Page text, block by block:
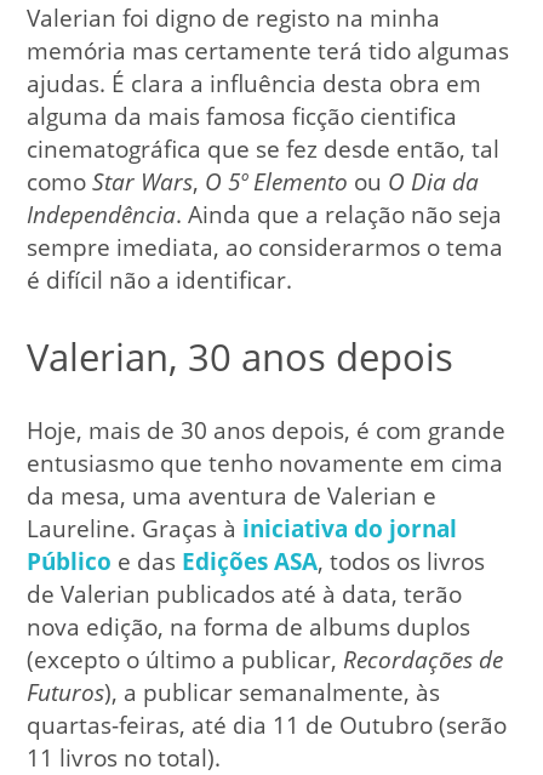
Valerian foi digno de registo na minha
memória mas certamente terá tido algumas
ajudas. É clara a influência desta obra em
alguma da mais famosa ficção cientifica
cinematográfica que se fez desde então, tal
comoStar Wars, O 5º Elemento ou O Dia da
Independência. Ainda que a relação não seja
sempre imediata, ao considerarmos o tema
é difícil não a identificar.
Valerian, 30 anos depois
Hoje, mais de 30 anos depois, é com grande
entusiasmo que tenho novamente em cima
da mesa, uma aventura de Valerian e
Laureline. Graças à iniciativa do jornal
Público e das Edições ASA, todos os livros
de Valerian publicados até à data, terão
nova edição, na forma de albums duplos
(excepto o último a publicar, Recordações de
Futuros), a publicar semanalmente, às
quartas-feiras, até dia 11 de Outubro (serão
11 livros no total).